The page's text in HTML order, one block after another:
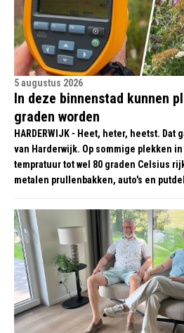
5 augustus 2026
In deze binnenstad kunnen
graden worden
HARDERWIJK - Heet, heter, heetst. Dat
van Harderwijk. Op sommige plekken
tempratuur tot wel 80 graden Celsius
metalen prullenbakken, auto's en